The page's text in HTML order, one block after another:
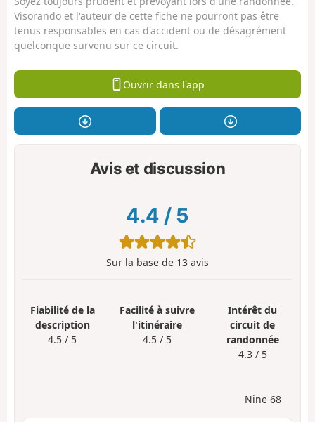
Visorando et l'auteur de cette fiche ne pourront pas être
tenus responsables en cas d'accident ou de désagrément
quelconque survenu sur ce circuit.
Ouvrir dans l'app
Avis et discussion
4.4 / 5
Sur la base de 13 avis
Fiabilité de la
description
4.5 / 5
Facilité à suivre
l'itinéraire
4.5 / 5
Intérêt du
circuit de
randonnée
4.3 / 5
Nine 68